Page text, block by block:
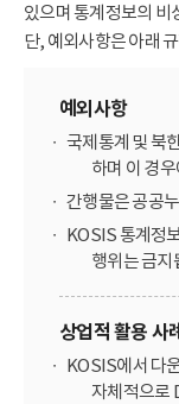
있으며 통계정보의 비
단, 예외사항은 아래
예외사항
국제통계 및 북
하며 이 경
간행물은 공공
KOSIS 통계정
행위는 금지
상업적 활용 사
KOSIS에서 다
자체적으로